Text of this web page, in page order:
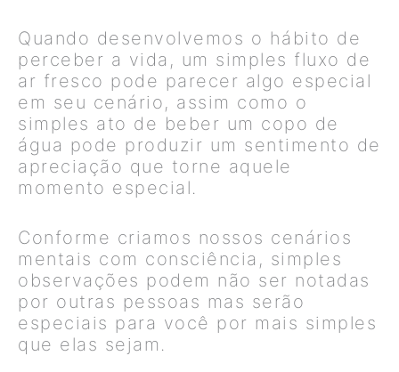
Quando desenvolvemos o hábito de
perceber a vida, um simples fluxo de
ar fresco pode parecer algo especial
em seu cenário, assim como o
simples ato de beber um copo de
água pode produzir um sentimento de
apreciação que torne aquele
momento especial.
Conforme criamos nossos cenários
mentais com consciência, simples
observações podem não ser notadas
por outras pessoas mas serão
especiais para você por mais simples
que elas sejam.